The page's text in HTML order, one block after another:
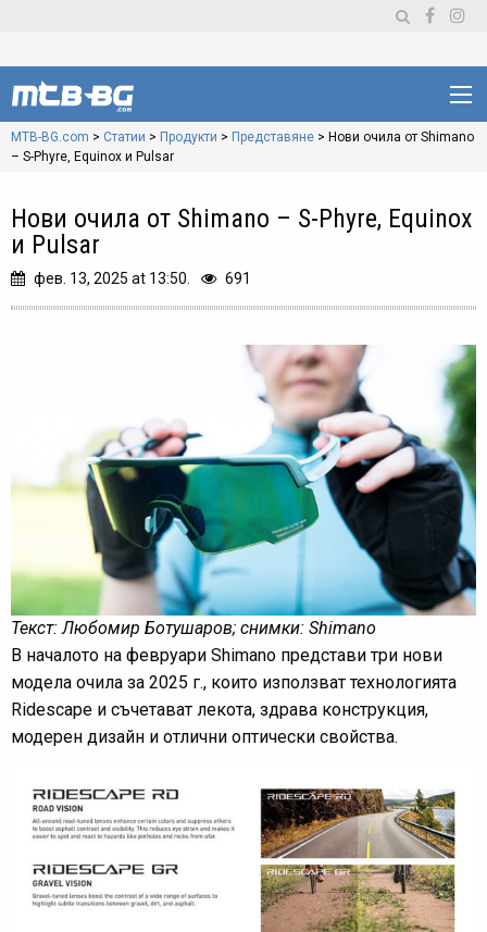
MTB-BG.com > Статии > Продукти > Представяне > Нови очила от Shimano
– S-Phyre, Equinox и Pulsar
Нови очила от Shimano – S-Phyre, Equinox
и Pulsar
фев. 13, 2025 at 13:50. 691
Текст: Любомир Ботушаров; снимки: Shimano
В началото на февруари Shimano представи три нови
модела очила за 2025 г., които използват технологията
Ridescape и съчетават лекота, здрава конструкция,
модерен дизайн и отлични оптически свойства.